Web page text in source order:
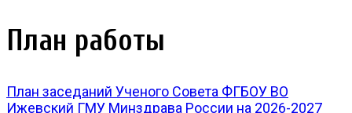
План работы
План заседаний Ученого Совета ФГБОУ ВО
Ижевский ГМУ Минздрава России на 2026-2027